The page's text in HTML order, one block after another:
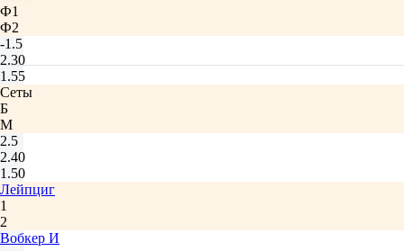
Ф1
Ф2
-1.5
2.30
1.55
Сеты
Б
М
2.5
2.40
1.50
Лейпциг
1
2
Вобкер И